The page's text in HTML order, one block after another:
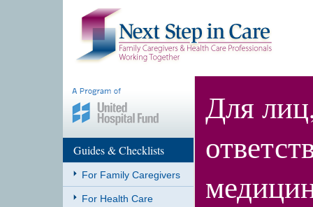
Guides & Checklists
For Family Caregivers
For Health Care
Для